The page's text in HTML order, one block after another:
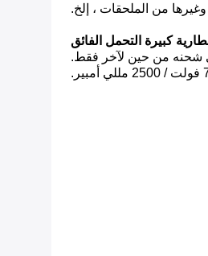
من الملحقات ، إلخ.